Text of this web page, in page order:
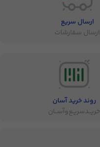
ارسال سریع
ارسال سفارشات
روند خرید آسان
خریــد‌سریـع‌و‌آســان